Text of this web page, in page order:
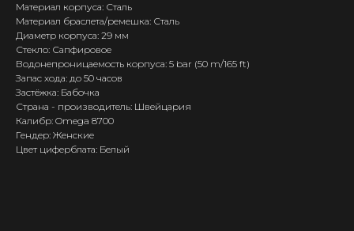
Материал корпуса: Сталь
Материал браслета/ремешка: Сталь
Диаметр корпуса: 29 мм
Стекло: Сапфировое
Водонепроницаемость корпуса: 5 bar (50 m/165 ft)
Запас хода: до 50 часов
Застёжка: Бабочка
Страна - производитель: Швейцария
Калибр: Omega 8700
Гендер: Женские
Цвет циферблата: Белый